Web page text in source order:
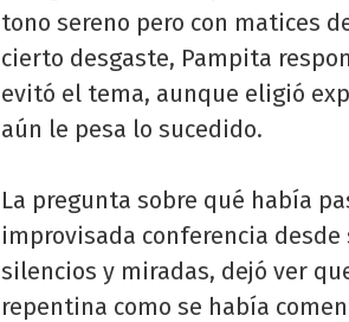
tono sereno pero con matices
cierto desgaste, Pampita
evitó el tema, aunque eligió
aún le pesa lo sucedido.
La pregunta sobre qué había
improvisada conferencia
silencios y miradas, dejó ver
repentina como se había